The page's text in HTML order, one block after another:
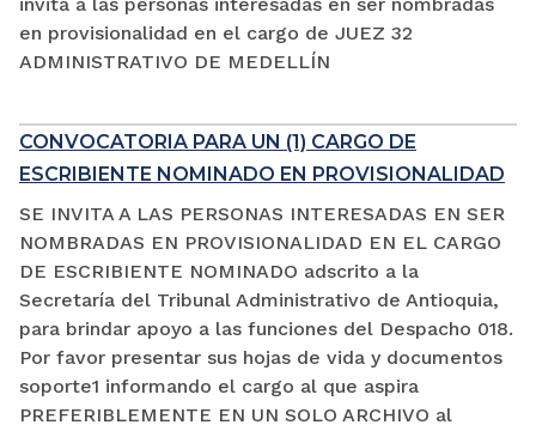
en provisionalidad en el cargo de JUEZ 32
ADMINISTRATIVO DE MEDELLÍN
CONVOCATORIA PARA UN (1) CARGO DE
ESCRIBIENTE NOMINADO EN PROVISIONALIDAD
SE INVITA A LAS PERSONAS INTERESADAS EN SER
NOMBRADAS EN PROVISIONALIDAD EN EL CARGO
DE ESCRIBIENTE NOMINADO adscrito a la
Secretaría del Tribunal Administrativo de Antioquia,
para brindar apoyo a las funciones del Despacho 018.
Por favor presentar sus hojas de vida y documentos
soporte1 informando el cargo al que aspira
PREFERIBLEMENTE EN UN SOLO ARCHIVO al